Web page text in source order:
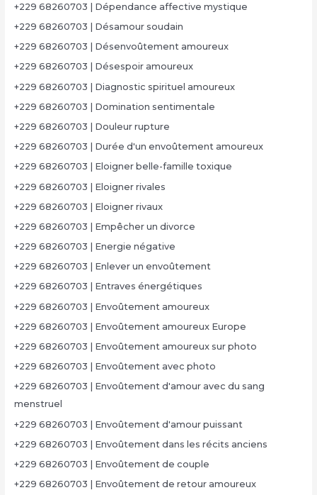
+229 68260703 | Dépendance affective mystique
+229 68260703 | Désamour soudain
+229 68260703 | Désenvoûtement amoureux
+229 68260703 | Désespoir amoureux
+229 68260703 | Diagnostic spirituel amoureux
+229 68260703 | Domination sentimentale
+229 68260703 | Douleur rupture
+229 68260703 | Durée d'un envoûtement amoureux
+229 68260703 | Eloigner belle-famille toxique
+229 68260703 | Eloigner rivales
+229 68260703 | Eloigner rivaux
+229 68260703 | Empêcher un divorce
+229 68260703 | Energie négative
+229 68260703 | Enlever un envoûtement
+229 68260703 | Entraves énergétiques
+229 68260703 | Envoûtement amoureux
+229 68260703 | Envoûtement amoureux Europe
+229 68260703 | Envoûtement amoureux sur photo
+229 68260703 | Envoûtement avec photo
+229 68260703 | Envoûtement d'amour avec du sang
menstruel
+229 68260703 | Envoûtement d'amour puissant
+229 68260703 | Envoûtement dans les récits anciens
+229 68260703 | Envoûtement de couple
+229 68260703 | Envoûtement de retour amoureux